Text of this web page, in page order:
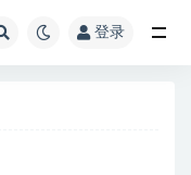
登录